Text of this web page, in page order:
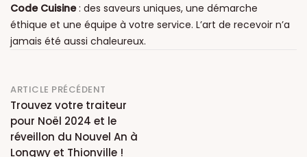
Code Cuisine: des saveurs uniques, une démarche
éthique et une équipe à votre service. L’art de recevoir n’a
jamais été aussi chaleureux.
Post
navigation
ARTICLE PRÉCÉDENT
Trouvez votre traiteur
pour Noël 2024 et le
réveillon du Nouvel An à
Longwy et Thionville !